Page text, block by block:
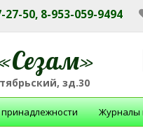
27-50, 8-953-059-9494
зд.30
Журналы